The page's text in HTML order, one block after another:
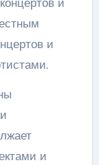
и
и